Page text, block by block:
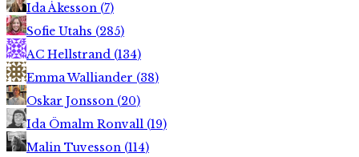
Ida Åkesson (7)
Sofie Utahs (285)
AC Hellstrand (134)
Emma Walliander (38)
Oskar Jonsson (20)
Ida Ömalm Ronvall (19)
Malin Tuvesson (114)